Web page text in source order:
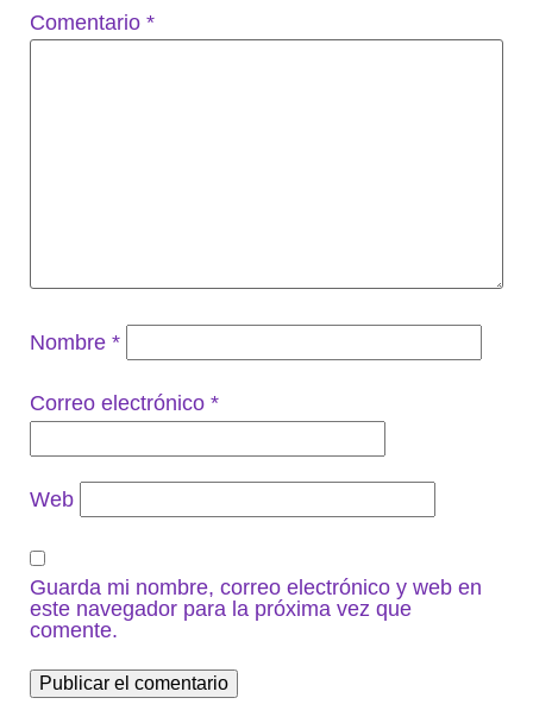
Comentario *
Nombre *
Correo electrónico *
Web
Guarda mi nombre, correo electrónico y web en
este navegador para la próxima vez que
comente.